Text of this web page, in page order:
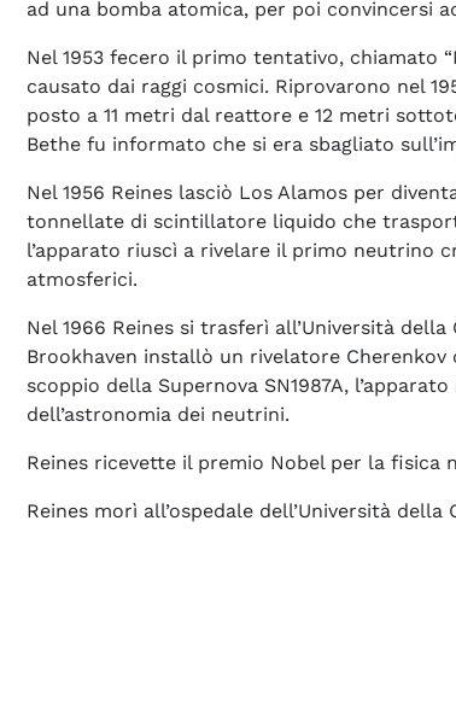
ad una bomba atomica, per poi convincersi
Nel 1953 fecero il primo tentativo, chiamato
causato dai raggi cosmici. Riprovarono nel
posto a 11 metri dal reattore e 12 metri
Bethe fu informato che si era sbagliato
Nel 1956 Reines lasciò Los Alamos per
tonnellate di scintillatore liquido che
l’apparato riuscì a rivelare il primo neutrino
atmosferici.
Nel 1966 Reines si trasferì all’Università
Brookhaven installò un rivelatore
scoppio della Supernova SN1987A,
dell’astronomia dei neutrini.
Reines ricevette il premio Nobel per la fisica
Reines morì all’ospedale dell’Università